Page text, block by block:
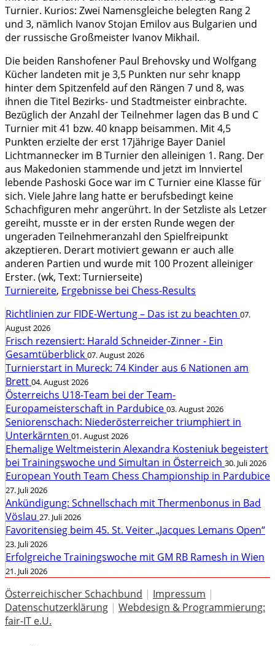
Turnier. Kurios: Zwei Namensgleiche belegten Rang 2
und 3, nämlich Ivanov Stojan Emilov aus Bulgarien und
der russische Großmeister Ivanov Mikhail.
Die beiden Ranshofener Paul Brehovsky und Wolfgang
Kücher landeten mit je 3,5 Punkten nur sehr knapp
hinter dem Spitzenfeld auf den Rängen 7 und 8, was
ihnen die Titel Bezirks- und Stadtmeister einbrachte.
Bezüglich der Anzahl der Teilnehmer lagen das B und C
Turnier mit 41 bzw. 40 knapp beisammen. Mit 4,5
Punkten erzielte der erst 17jährige Bayer Daniel
Lichtmannecker im B Turnier den alleinigen 1. Rang. Der
aus Makedonien stammende und jetzt im Innviertel
lebende Pashoski Goce war im C Turnier eine Klasse für
sich. Viele Jahre lang hatte er berufsbedingt keine
Schachfiguren mehr angerührt. In der Setzliste als Letzer
gereiht, musste er in der ersten Runde wegen der
ungeraden Teilnehmeranzahl den Spielfreipunkt
akzeptieren. Derart motiviert gewann er auch alle
anderen Partien und wurde mit 100 Prozent alleiniger
Erster. (wk, Text: Turnierseite)
Turniereite, Ergebnisse bei Chess-Results
Richtlinien zur FIDE-Wertung – Das ist zu beachten 07.
August 2026
Frisch rezensiert: Harald Schneider-Zinner - Ein
Gesamtüberblick 07. August 2026
Turnierstart in Mureck: 74 Kinder aus 6 Nationen am
Brett 04. August 2026
Österreichs U18-Team bei der Team-
Europameisterschaft in Pardubice 03. August 2026
Seniorenschach: Niederösterreicher triumphiert in
Unterkärnten 01. August 2026
Ehemalige Weltmeisterin Alexandra Kosteniuk begeistert
bei Trainingswoche und Simultan in Österreich 30. Juli 2026
European Youth Team Chess Championship in Pardubice
27. Juli 2026
Ankündigung: Schnellschach mit Thermenbonus in Bad
Vöslau 27. Juli 2026
Favoritensieg beim 45. St. Veiter „Jacques Lemans Open“
23. Juli 2026
Erfolgreiche Trainingswoche mit GM RB Ramesh in Wien
21. Juli 2026
Österreichischer Schachbund | Impressum |
Datenschutzerklärung | Webdesign & Programmierung:
fair-IT e.U.